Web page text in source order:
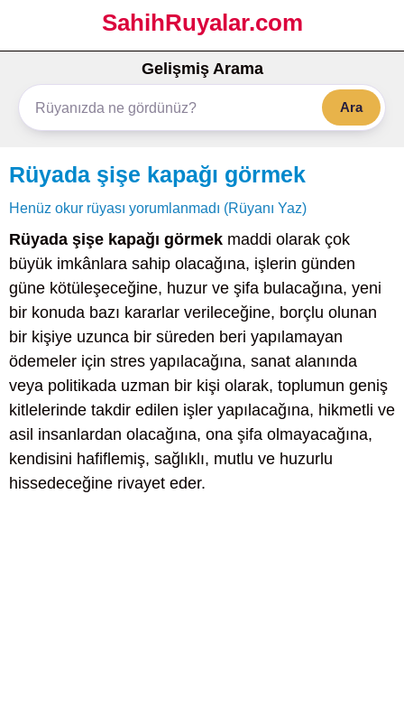
SahihRuyalar.com
Gelişmiş Arama
Ara
Rüyada şişe kapağı görmek
Henüz okur rüyası yorumlanmadı (Rüyanı Yaz)
Rüyada şişe kapağı görmek maddi olarak çok
büyük imkânlara sahip olacağına, işlerin günden
güne kötüleşeceğine, huzur ve şifa bulacağına, yeni
bir konuda bazı kararlar verileceğine, borçlu olunan
bir kişiye uzunca bir süreden beri yapılamayan
ödemeler için stres yapılacağına, sanat alanında
veya politikada uzman bir kişi olarak, toplumun geniş
kitlelerinde takdir edilen işler yapılacağına, hikmetli ve
asil insanlardan olacağına, ona şifa olmayacağına,
kendisini hafiflemiş, sağlıklı, mutlu ve huzurlu
hissedeceğine rivayet eder.